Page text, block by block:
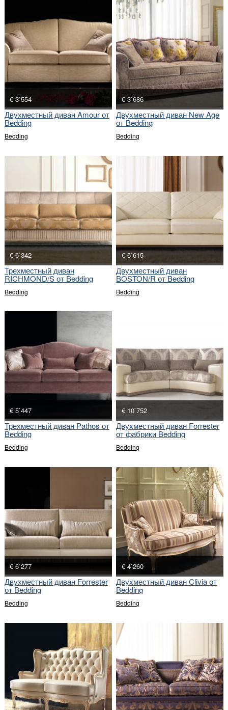
€ 3`554
Двухместный диван Amour от
Bedding
Bedding
€ 3`686
Двухместный диван New Age
от Bedding
Bedding
€ 6`342
Трехместный диван
RICHMOND/S от Bedding
Bedding
€ 6`615
Двухместный диван
BOSTON/R от Bedding
Bedding
€ 5`447
Трехместный диван Pathos от
Bedding
Bedding
€ 10`752
Двухместный диван Forrester
от фабрики Bedding
Bedding
€ 6`277
Двухместный диван Forrester
от Bedding
Bedding
€ 4`260
Двухместный диван Clivia от
Bedding
Bedding